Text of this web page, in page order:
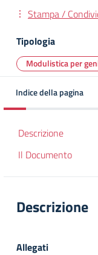
Stampa /
Tipologia
Modulistica per
Indice della pagina
Descrizione
Il Documento
Descrizione
Allegati